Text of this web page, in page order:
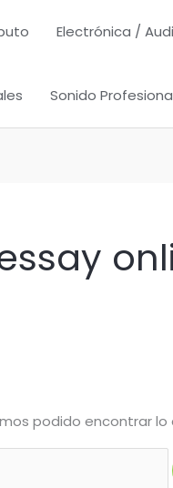
Electrónica /
Sonido
podido encontrar